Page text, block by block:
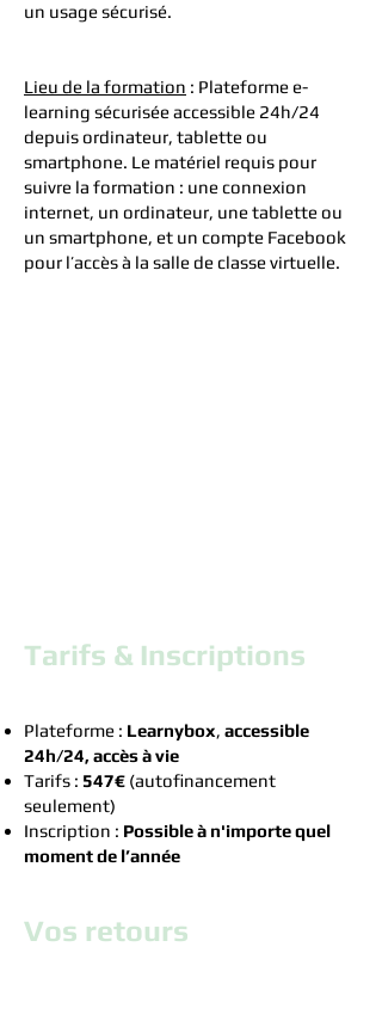
un usage sécurisé.
Lieu de la formation : Plateforme e-
learning sécurisée accessible 24h/24
depuis ordinateur, tablette ou
smartphone. Le matériel requis pour
suivre la formation : une connexion
internet, un ordinateur, une tablette ou
un smartphone, et un compte Facebook
pour l’accès à la salle de classe virtuelle.
Tarifs & Inscriptions
Plateforme : Learnybox, accessible
24h/24, accès à vie
Tarifs : 547€ (autofinancement
seulement)
Inscription : Possible à n'importe quel
moment de l’année
Vos retours